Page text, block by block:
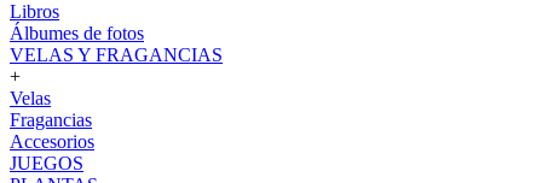
Libros
Álbumes de fotos
VELAS Y FRAGANCIAS
+
Velas
Fragancias
Accesorios
JUEGOS